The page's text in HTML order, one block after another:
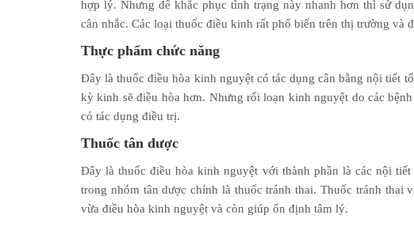
hợp lý. Nhưng để khắc phục tình trạng này nhanh hơn thì sử
cân nhắc. Các loại thuốc điều kinh rất phổ biến trên thị trường và
Thực phẩm chức năng
Đây là thuốc điều hòa kinh nguyệt có tác dụng cân bằng nội tiết
kỳ kinh sẽ điều hòa hơn. Nhưng rối loạn kinh nguyệt do các
có tác dụng điều trị.
Thuốc tân dược
Đây là thuốc điều hòa kinh nguyệt với thành phần là các nội
trong nhóm tân dược chính là thuốc tránh thai. Thuốc tránh thai
vừa điều hòa kinh nguyệt và còn giúp ổn định tâm lý.